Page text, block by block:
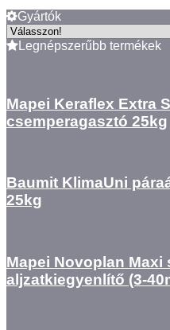
Gyártók
Legnépszerűbb termékek
Mapei Keraflex Extra
csemperagasztó 25kg
Baumit KlimaUni
25kg
Mapei Novoplan Maxi
aljzatkiegyenlítő (3-